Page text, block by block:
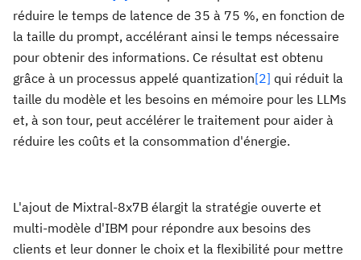
réduire le temps de latence de 35 à 75 %, en fonction de
la taille du prompt, accélérant ainsi le temps nécessaire
pour obtenir des informations. Ce résultat est obtenu
grâce à un processus appelé quantization[2] qui réduit la
taille du modèle et les besoins en mémoire pour les LLMs
et, à son tour, peut accélérer le traitement pour aider à
réduire les coûts et la consommation d'énergie.
L'ajout de Mixtral-8x7B élargit la stratégie ouverte et
multi-modèle d'IBM pour répondre aux besoins des
clients et leur donner le choix et la flexibilité pour mettre